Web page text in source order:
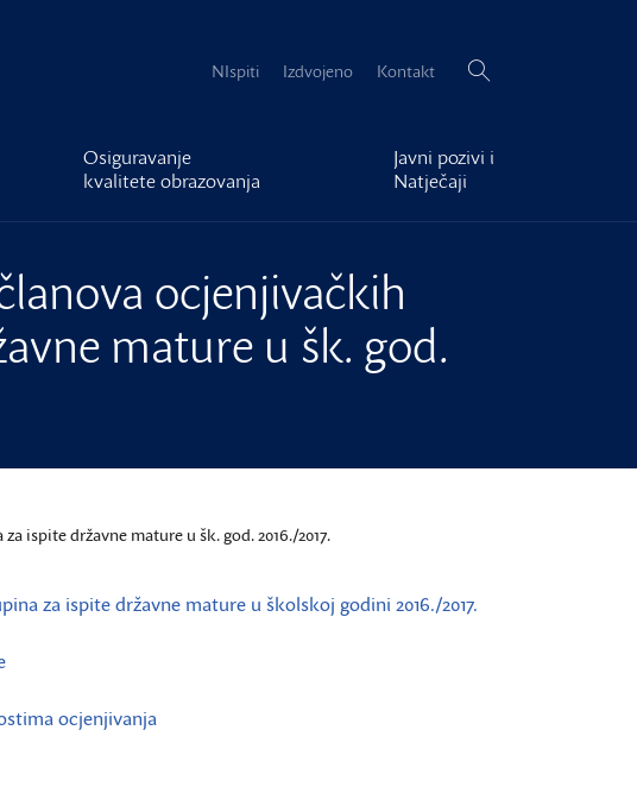
NIspiti Izdvojeno Kontakt Pretraži:
Osiguravanje
kvalitete obrazovanja
Javni pozivi i
Natječaji
ocjenjivačkih
mature u šk. god.
ispite državne mature u šk. god. 2016./2017.
za ispite državne mature u školskoj godini 2016./2017.
ocjenjivanja